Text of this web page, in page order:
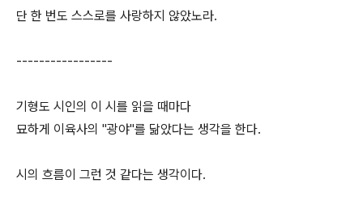
단 한 번도 스스로를 사랑하지 않았노라.
-----------------
기형도 시인의 이 시를 읽을 때마다
묘하게 이육사의 "광야"를 닮았다는 생각을 한다.
시의 흐름이 그런 것 같다는 생각이다.